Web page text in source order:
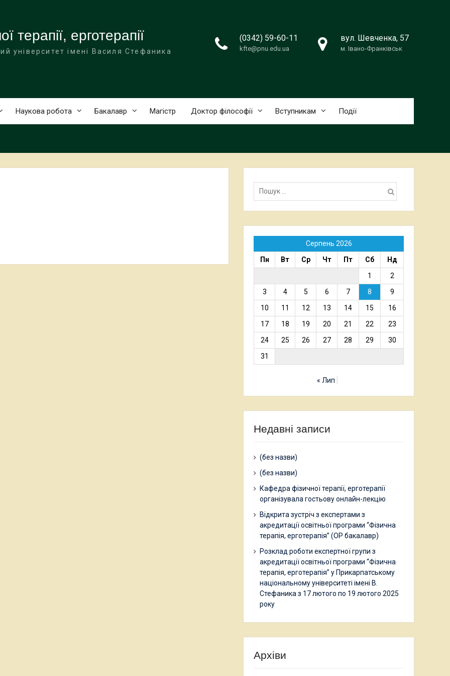
терапії, ерготерапії
університет імені Василя Стефаника
(0342) 59-60-11
kfte@pnu.edu.ua
вул. Шевченка, 57
м. Івано-Франківськ
Наукова робота Бакалавр Магістр Доктор філософії Вступникам Події
Пошук:
Серпень 2026
Пн
Вт Ср Чт Пт Сб
Нд
1
2
3
4 5 6 7 8
9
10
11 12 13 14 15
16
17
18 19 20 21 22
23
24
25 26 27 28 29
30
31
« Лип
Недавні записи
(без назви)
(без назви)
Кафедра фізичної терапії, ерготерапії
організувала гостьову онлайн-лекцію
Відкрита зустріч з експертами з
акредитації освітньої програми “Фізична
терапія, ерготерапія” (ОР бакалавр)
Розклад роботи експертної групи з
акредитації освітньої програми “Фізична
терапія, ерготерапія” у Прикарпатському
національному університеті імені В.
Стефаника з 17 лютого по 19 лютого 2025
року
Архіви